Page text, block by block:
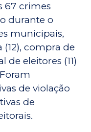
67 crimes
durante o
municipais,
compra de
de eleitores (11)
de violação
de